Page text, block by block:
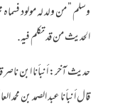
وسلم ” من ولد له مولود فسماه
الحديث من قد تكلم فيه.
حديث آخر: أنبأنا ابن ناصر
قال أنبأنا عبد الصمد بن محمد